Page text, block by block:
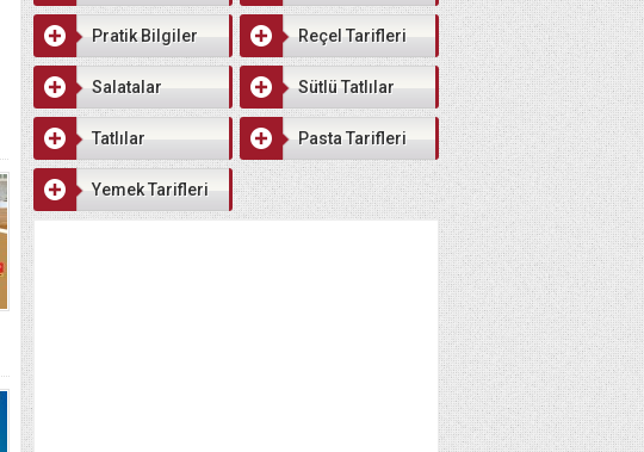
Pratik Bilgiler Reçel Tarifleri
Salatalar Sütlü Tatlılar
Tatlılar Pasta Tarifleri
Yemek Tarifleri